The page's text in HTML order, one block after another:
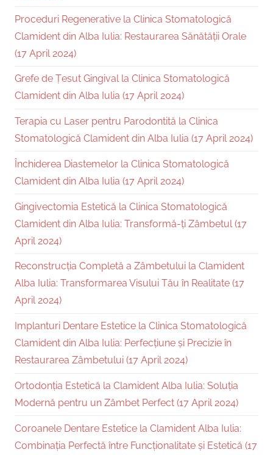
Proceduri Regenerative la Clinica Stomatologică
Clamident din Alba Iulia: Restaurarea Sănătății Orale
(17 April 2024)
Grefe de Țesut Gingival la Clinica Stomatologică
Clamident din Alba Iulia (17 April 2024)
Terapia cu Laser pentru Parodontită la Clinica
Stomatologică Clamident din Alba Iulia (17 April 2024)
Închiderea Diastemelor la Clinica Stomatologică
Clamident din Alba Iulia (17 April 2024)
Gingivectomia Estetică la Clinica Stomatologică
Clamident din Alba Iulia: Transformă-ți Zâmbetul (17
April 2024)
Reconstrucția Completă a Zâmbetului la Clamident
Alba Iulia: Transformarea Visului Tău în Realitate (17
April 2024)
Implanturi Dentare Estetice la Clinica Stomatologică
Clamident din Alba Iulia: Perfecțiune și Precizie în
Restaurarea Zâmbetului (17 April 2024)
Ortodonția Estetică la Clamident Alba Iulia: Soluția
Modernă pentru un Zâmbet Perfect (17 April 2024)
Coroanele Dentare Estetice la Clamident Alba Iulia:
Combinația Perfectă între Funcționalitate și Estetică (17